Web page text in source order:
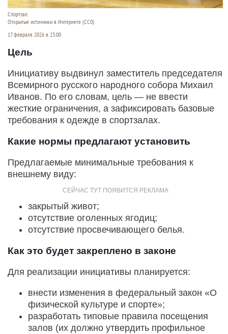
Спортзал.
Открытые источники в Интернете (СС0)
17 февраля 2026 в 23:00
Цель
Инициативу выдвинул заместитель председателя
Всемирного русского народного собора Михаил
Иванов. По его словам, цель — не ввести
жесткие ограничения, а зафиксировать базовые
требования к одежде в спортзалах.
Какие нормы предлагают установить
Предлагаемые минимальные требования к
внешнему виду:
закрытый живот;
отсутствие оголенных ягодиц;
отсутствие просвечивающего белья.
Как это будет закреплено в законе
Для реализации инициативы планируется:
внести изменения в федеральный закон «О
физической культуре и спорте»;
разработать типовые правила посещения
залов (их должно утвердить профильное